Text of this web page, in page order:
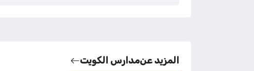
المزيد عنمدارس الكويت